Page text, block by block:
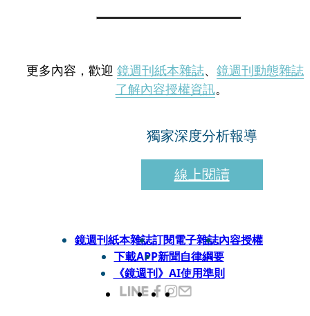
更多內容，歡迎 鏡週刊紙本雜誌、 鏡週刊動態雜誌
了解內容授權資訊。
獨家深度分析報導
線上閱讀
鏡週刊紙本雜誌訂閱電子雜誌內容授權
下載APP新聞自律綱要
《鏡週刊》AI使用準則